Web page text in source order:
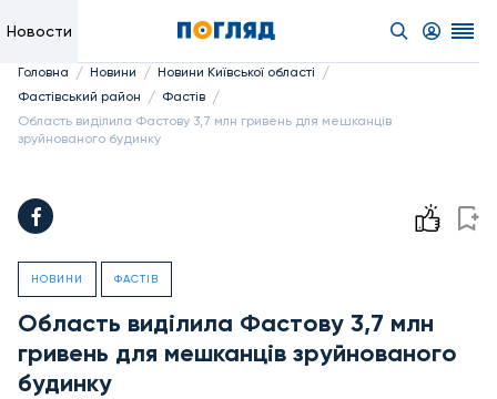
Новости
Головна / Новини / Новини Київської області /
Фастівський район / Фастів /
Область виділила Фастову 3,7 млн гривень для мешканців
зруйнованого будинку
НОВИНИ ФАСТІВ
Область виділила Фастову 3,7 млн
гривень для мешканців зруйнованого
будинку